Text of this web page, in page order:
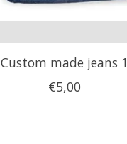
Custom made jeans 1
€5,00